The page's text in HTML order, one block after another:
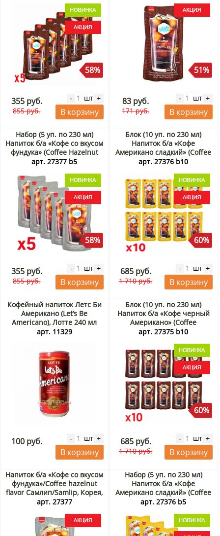
58%
355 руб.
855 руб.
- шт +
В корзину
51%
83 руб.
171 руб.
- шт +
В корзину
Набор (5 уп. по 230 мл)
Напиток б/а «Кофе со вкусом
фундука» (Coffee Hazelnut
Flavor) Самлип / Samlip,
арт. 27377 b5
58%
355 руб.
855 руб.
- шт +
В корзину
Блок (10 уп. по 230 мл)
Напиток б/а «Кофе
Американо сладкий» (Coffee
Americano Sweet) Самлип /
шт. Акция
арт. 27376 b10
60%
685 руб.
1 710 руб.
- шт +
В корзину
Кофейный напиток Летс Би
Американо (Let’s Be
Americano), Лотте 240 мл
арт. 11329
100 руб. - шт +
В корзину
Блок (10 уп. по 230 мл)
Напиток б/а «Кофе черный
Американо» (Coffee
Americano Black) Самлип /
шт. Акция
арт. 27375 b10
60%
685 руб.
1 710 руб.
- шт +
В корзину
Напиток б/а «Кофе со вкусом
фундука»/Coffee hazelnut
flavor Самлип/Samlip, Корея,
230 мл Акция
арт. 27377
Набор (5 уп. по 230 мл)
Напиток б/а «Кофе
Американо сладкий» (Coffee
Americano Sweet) Самлип /
Акция
арт. 27376 b5